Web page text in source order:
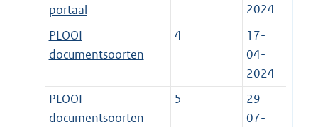
portaal
2024
PLOOI
documentsoorten
4
17-
04-
2024
PLOOI
documentsoorten
5
29-
07-